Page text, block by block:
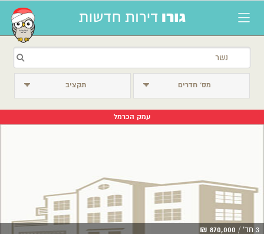
מס׳ חדרים תקציב
עמק הכרמל
3 חד' / 870,000 ₪